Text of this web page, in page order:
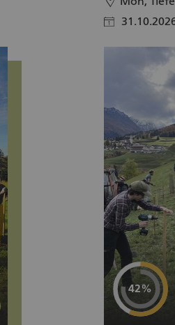
calendar
Projektstatus
42%